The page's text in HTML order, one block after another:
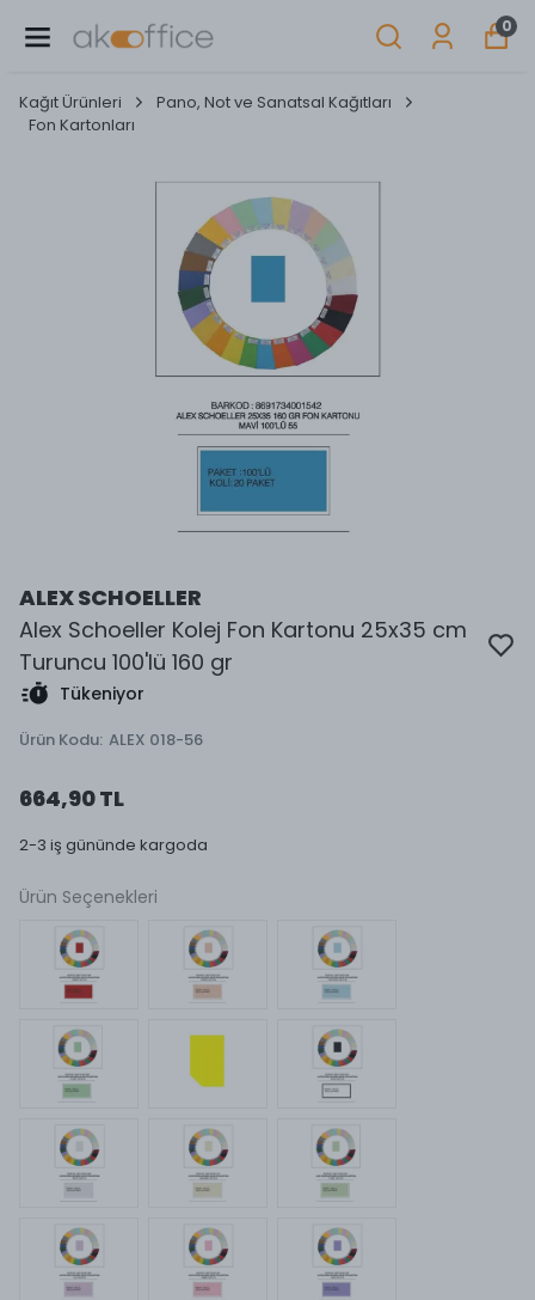
0
Kağıt Ürünleri
Pano, Not ve Sanatsal Kağıtları
Fon Kartonları
ALEX SCHOELLER
Alex Schoeller Kolej Fon Kartonu 25x35 cm
Turuncu 100'lü 160 gr
Tükeniyor
Ürün Kodu: ALEX 018-56
664,90 TL
2-3 iş gününde kargoda
Ürün Seçenekleri